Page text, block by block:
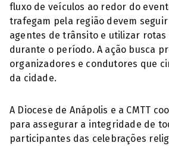
fluxo de veículos ao redor do
trafegam pela região devem
agentes de trânsito e utilizar
durante o período. A ação busca
organizadores e condutores que
da cidade.
A Diocese de Anápolis e a CMTT
para assegurar a integridade de
participantes das celebrações